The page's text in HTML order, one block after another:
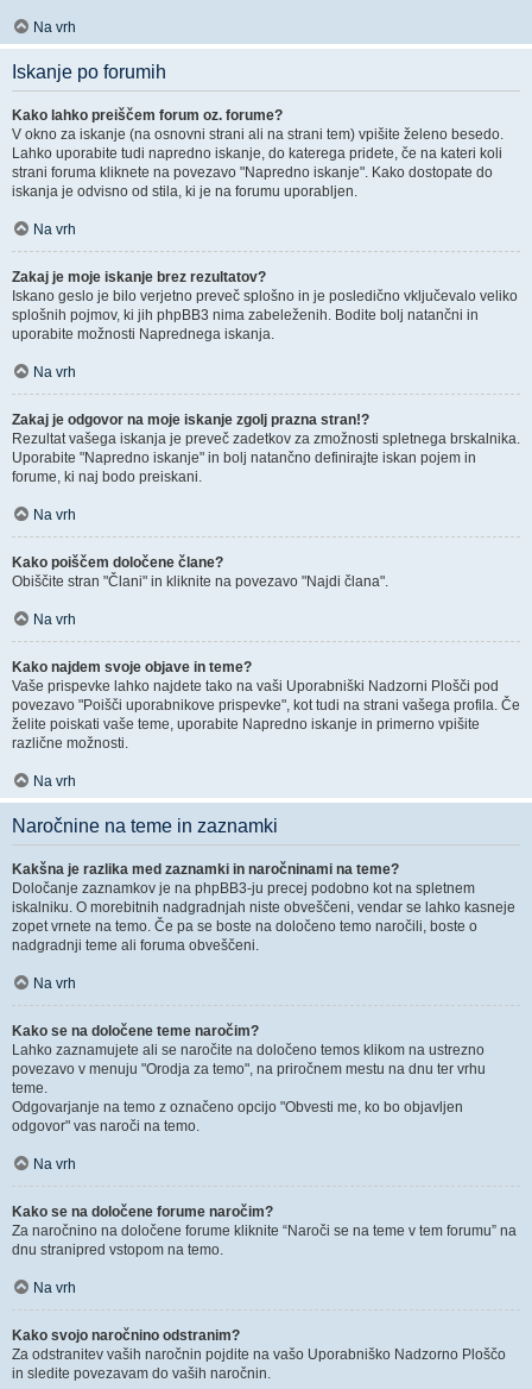
Na vrh
Iskanje po forumih
Kako lahko preiščem forum oz. forume?
V okno za iskanje (na osnovni strani ali na strani tem) vpišite želeno besedo.
Lahko uporabite tudi napredno iskanje, do katerega pridete, če na kateri koli
strani foruma kliknete na povezavo "Napredno iskanje". Kako dostopate do
iskanja je odvisno od stila, ki je na forumu uporabljen.
Na vrh
Zakaj je moje iskanje brez rezultatov?
Iskano geslo je bilo verjetno preveč splošno in je posledično vključevalo veliko
splošnih pojmov, ki jih phpBB3 nima zabeleženih. Bodite bolj natančni in
uporabite možnosti Naprednega iskanja.
Na vrh
Zakaj je odgovor na moje iskanje zgolj prazna stran!?
Rezultat vašega iskanja je preveč zadetkov za zmožnosti spletnega brskalnika.
Uporabite "Napredno iskanje" in bolj natančno definirajte iskan pojem in
forume, ki naj bodo preiskani.
Na vrh
Kako poiščem določene člane?
Obiščite stran "Člani" in kliknite na povezavo "Najdi člana".
Na vrh
Kako najdem svoje objave in teme?
Vaše prispevke lahko najdete tako na vaši Uporabniški Nadzorni Plošči pod
povezavo "Poišči uporabnikove prispevke", kot tudi na strani vašega profila. Če
želite poiskati vaše teme, uporabite Napredno iskanje in primerno vpišite
različne možnosti.
Na vrh
Naročnine na teme in zaznamki
Kakšna je razlika med zaznamki in naročninami na teme?
Določanje zaznamkov je na phpBB3-ju precej podobno kot na spletnem
iskalniku. O morebitnih nadgradnjah niste obveščeni, vendar se lahko kasneje
zopet vrnete na temo. Če pa se boste na določeno temo naročili, boste o
nadgradnji teme ali foruma obveščeni.
Na vrh
Kako se na določene teme naročim?
Lahko zaznamujete ali se naročite na določeno temos klikom na ustrezno
povezavo v menuju "Orodja za temo", na priročnem mestu na dnu ter vrhu
teme.
Odgovarjanje na temo z označeno opcijo "Obvesti me, ko bo objavljen
odgovor" vas naroči na temo.
Na vrh
Kako se na določene forume naročim?
Za naročnino na določene forume kliknite “Naroči se na teme v tem forumu” na
dnu stranipred vstopom na temo.
Na vrh
Kako svojo naročnino odstranim?
Za odstranitev vaših naročnin pojdite na vašo Uporabniško Nadzorno Ploščo
in sledite povezavam do vaših naročnin.